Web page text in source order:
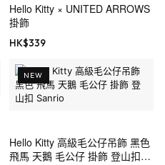
Hello Kitty × UNITED ARROWS
掛飾
HK$339
NEW
Hello Kitty 高級毛公仔吊飾 黑色
飛馬 天鵝 毛公仔 掛飾 登山扣